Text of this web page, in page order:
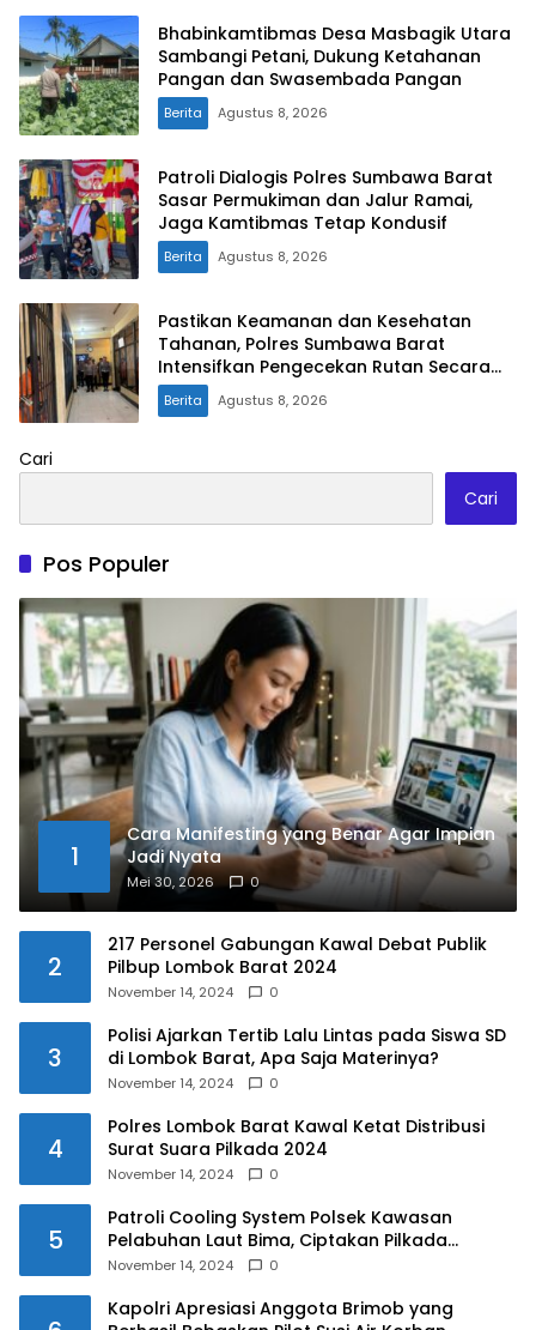
Bhabinkamtibmas Desa Masbagik Utara
Sambangi Petani, Dukung Ketahanan
Pangan dan Swasembada Pangan
Berita Agustus 8, 2026
Patroli Dialogis Polres Sumbawa Barat
Sasar Permukiman dan Jalur Ramai,
Jaga Kamtibmas Tetap Kondusif
Berita Agustus 8, 2026
Pastikan Keamanan dan Kesehatan
Tahanan, Polres Sumbawa Barat
Intensifkan Pengecekan Rutan Secara
Berkala
Berita Agustus 8, 2026
Cari
Cari
Pos Populer
1
Cara Manifesting yang Benar Agar Impian
Jadi Nyata
Mei 30, 2026 0
2
217 Personel Gabungan Kawal Debat Publik
Pilbup Lombok Barat 2024
November 14, 2024 0
3
Polisi Ajarkan Tertib Lalu Lintas pada Siswa SD
di Lombok Barat, Apa Saja Materinya?
November 14, 2024 0
4
Polres Lombok Barat Kawal Ketat Distribusi
Surat Suara Pilkada 2024
November 14, 2024 0
5
Patroli Cooling System Polsek Kawasan
Pelabuhan Laut Bima, Ciptakan Pilkada
Serentak 2024 yang Aman dan Damai
November 14, 2024 0
Kapolri Apresiasi Anggota Brimob yang